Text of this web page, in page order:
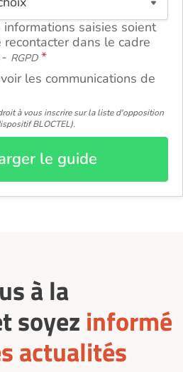
informations saisies soient
dans le cadre
RGPD
les communications de
à vous inscrire sur la liste d'opposition
BLOCTEL).
le guide
à la
soyez informé
actualités